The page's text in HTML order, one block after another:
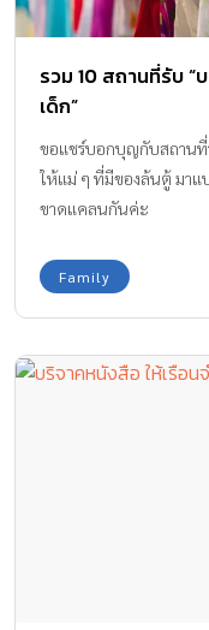
รวม 10 สถานที่รับ “
เด็ก”
ขอแชร์บอกบุญกับสถานที่รั
ให้แม่ ๆ ที่มีของล้นตู้ มาแ
ขาดแคลนกันค่ะ
Family